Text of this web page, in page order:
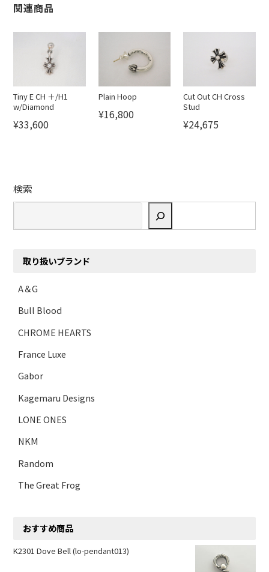
関連商品
Tiny E CH ＋/H1
w/Diamond
¥33,600
Plain Hoop
¥16,800
Cut Out CH Cross
Stud
¥24,675
検索
取り扱いブランド
A＆G
Bull Blood
CHROME HEARTS
France Luxe
Gabor
Kagemaru Designs
LONE ONES
NKM
Random
The Great Frog
おすすめ商品
K2301 Dove Bell (lo-pendant013)